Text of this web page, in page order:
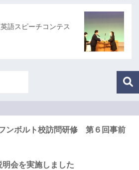
語スピーチコンテス
ンボルト校訪問研修 第６回事前
会を実施しました